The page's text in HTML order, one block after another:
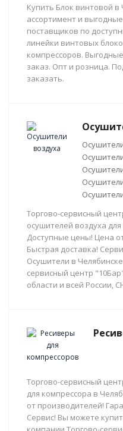
Купить Блок винтовой
ассортимент и
поставщиков по
линейки винтовых
компрессоров.
заказ. Опт и розница.
заказать.
Торгово-сервисный
осушителей воздуха
Доступные цены! Цена
Быстрая доставка!
Осушители в
сервисный центр
области и всей России,
Торгово-сервисный
для компрессора в
от производителей!
Сервис! Вы можете